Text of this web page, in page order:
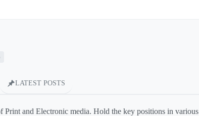
LATEST POSTS
Print and Electronic media. Hold the key positions in various